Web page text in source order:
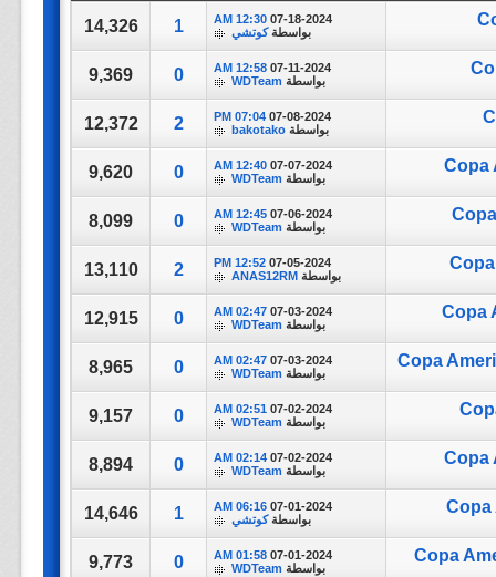
07-18-2024
12:30 AM
بواسطةكوتشي 1
14,326
07-11-2024
12:58 AM
بواسطة WDTeam
0
9,369
07-08-2024
07:04 PM
بواسطة bakotako
2
12,372
Copa
07-07-2024
12:40 AM
بواسطة WDTeam
0
9,620
07-06-2024
12:45 AM
بواسطة WDTeam
0
8,099
07-05-2024
12:52 PM
بواسطة ANAS12RM
2
13,110
Copa
07-03-2024
02:47 AM
بواسطة WDTeam
0
12,915
Copa
07-03-2024
02:47 AM
بواسطة WDTeam
0
8,965
07-02-2024
02:51 AM
بواسطة WDTeam
0
9,157
Copa
07-02-2024
02:14 AM
بواسطة WDTeam
0
8,894
Copa
07-01-2024
06:16 AM
بواسطةكوتشي 1
14,646
Copa
07-01-2024
01:58 AM
بواسطة WDTeam
0
9,773